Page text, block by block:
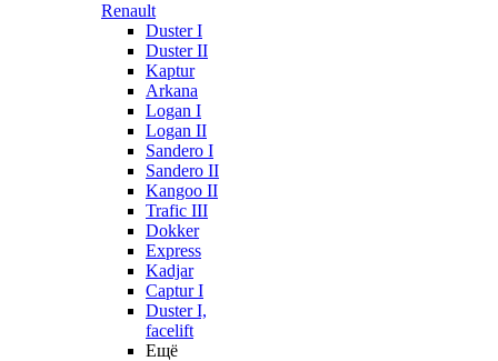
Renault
Duster I
Duster II
Kaptur
Arkana
Logan I
Logan II
Sandero I
Sandero II
Kangoo II
Trafic III
Dokker
Express
Kadjar
Captur I
Duster I,
facelift
Ещё